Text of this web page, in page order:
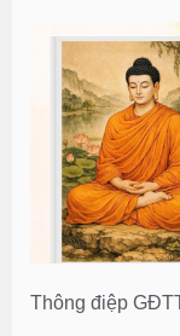
Thông điệp